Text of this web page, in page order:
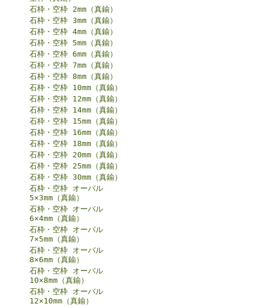
石枠・空枠 2mm（真鍮）
石枠・空枠 3mm（真鍮）
石枠・空枠 4mm（真鍮）
石枠・空枠 5mm（真鍮）
石枠・空枠 6mm（真鍮）
石枠・空枠 7mm（真鍮）
石枠・空枠 8mm（真鍮）
石枠・空枠 10mm（真鍮）
石枠・空枠 12mm（真鍮）
石枠・空枠 14mm（真鍮）
石枠・空枠 15mm（真鍮）
石枠・空枠 16mm（真鍮）
石枠・空枠 18mm（真鍮）
石枠・空枠 20mm（真鍮）
石枠・空枠 25mm（真鍮）
石枠・空枠 30mm（真鍮）
石枠・空枠 オーバル
5×3mm（真鍮）
石枠・空枠 オーバル
6×4mm（真鍮）
石枠・空枠 オーバル
7×5mm（真鍮）
石枠・空枠 オーバル
8×6mm（真鍮）
石枠・空枠 オーバル
10×8mm（真鍮）
石枠・空枠 オーバル
12×10mm（真鍮）